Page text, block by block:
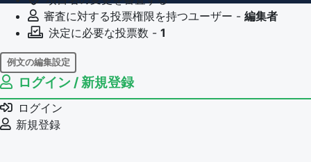
審査に対する投票権限を持つユーザー - 編集者
決定に必要な投票数 - 1
例文の編集設定
例文の編集権限を持つユーザー -
例文の削除を審査する
審査に対する投票権限を持つユーザー -
決定に必要な投票数 -
ログイン / 新規登録
ログイン
新規登録